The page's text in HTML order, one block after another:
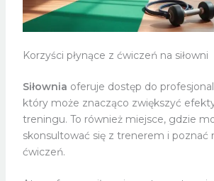
Korzyści płynące z ćwiczeń na siłowni
Siłownia oferuje dostęp do
który może znacząco zwiększyć
treningu. To również miejsce, gdzie
skonsultować się z trenerem i poznać
ćwiczeń.